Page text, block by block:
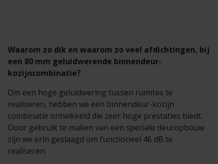
Waarom zo dik en waarom zo veel afdichtingen, bij
een 80 mm geluidwerende binnendeur-
kozijncombinatie?
Om een hoge geluidwering tussen ruimtes te
realiseren, hebben we een binnendeur-kozijn
combinatie ontwikkeld die zeer hoge prestaties biedt.
Door gebruik te maken van een speciale deuropbouw
zijn we erin geslaagd om functioneel 46 dB te
realiseren.